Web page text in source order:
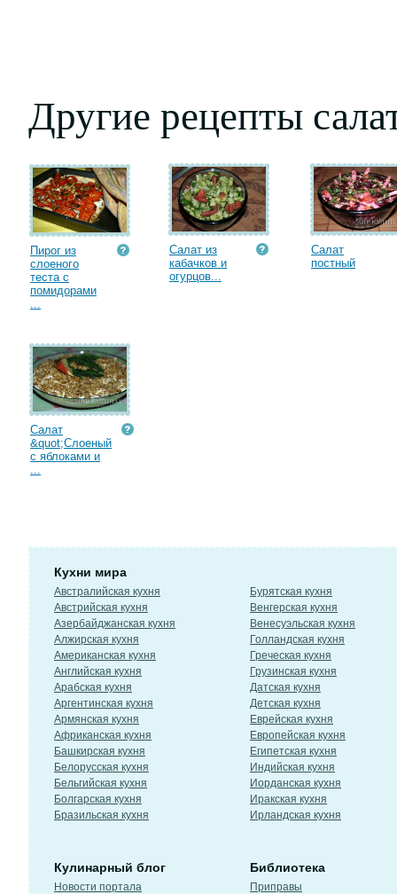
Другие рецепты
Пирог из
слоеного
теста с
помидорами
...
Салат из
кабачков и
огурцов...
Салат
постный
Салат
&quot;Слоеный
с яблоками и
...
Кухни мира
Австралийская кухня
Австрийская кухня
Азербайджанская кухня
Алжирская кухня
Американская кухня
Английская кухня
Арабская кухня
Аргентинская кухня
Армянская кухня
Африканская кухня
Башкирская кухня
Белорусская кухня
Бельгийская кухня
Болгарская кухня
Бразильская кухня
Бурятская кухня
Венгерская кухня
Венесуэльская кухня
Голландская кухня
Греческая кухня
Грузинская кухня
Датская кухня
Детская кухня
Еврейская кухня
Европейская кухня
Египетская кухня
Индийская кухня
Иорданская кухня
Иракская кухня
Ирландская кухня
Кулинарный блог
Новости портала
Библиотека
Приправы